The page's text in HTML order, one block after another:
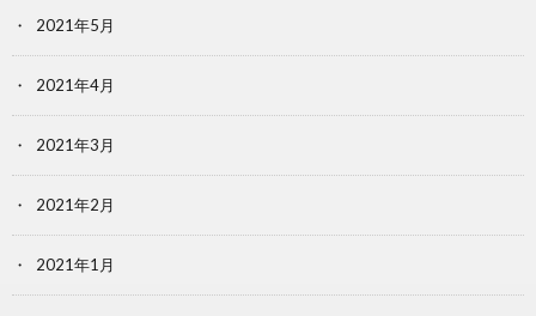
2021年5月
2021年4月
2021年3月
2021年2月
2021年1月